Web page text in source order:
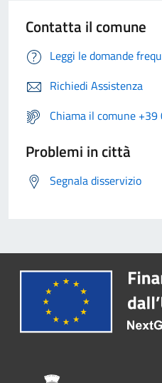
Contatta il comune
Leggi le domande
Richiedi Assistenza
Chiama il comune
Problemi in città
Segnala disservizio